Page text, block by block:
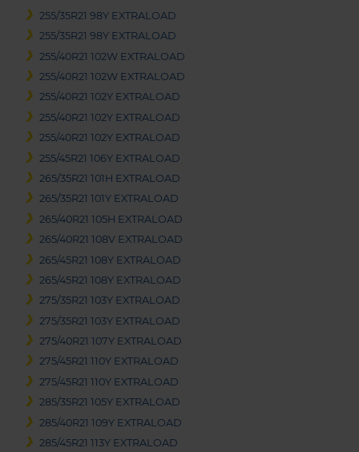
255/35R21 98Y EXTRALOAD
255/35R21 98Y EXTRALOAD
255/40R21 102W EXTRALOAD
255/40R21 102W EXTRALOAD
255/40R21 102Y EXTRALOAD
255/40R21 102Y EXTRALOAD
255/40R21 102Y EXTRALOAD
255/45R21 106Y EXTRALOAD
265/35R21 101H EXTRALOAD
265/35R21 101Y EXTRALOAD
265/40R21 105H EXTRALOAD
265/40R21 108V EXTRALOAD
265/45R21 108Y EXTRALOAD
265/45R21 108Y EXTRALOAD
275/35R21 103Y EXTRALOAD
275/35R21 103Y EXTRALOAD
275/40R21 107Y EXTRALOAD
275/45R21 110Y EXTRALOAD
275/45R21 110Y EXTRALOAD
285/35R21 105Y EXTRALOAD
285/40R21 109Y EXTRALOAD
285/45R21 113Y EXTRALOAD